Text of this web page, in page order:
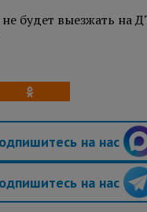
будет выезжать на
на нас
на нас